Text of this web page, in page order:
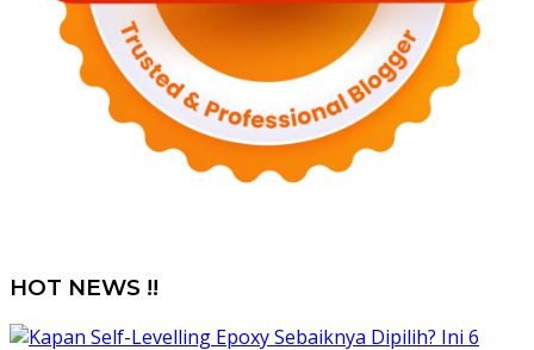
HOT NEWS !!